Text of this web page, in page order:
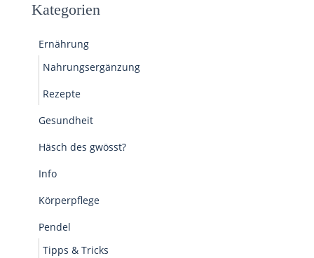
Kategorien
Ernährung
Nahrungsergänzung
Rezepte
Gesundheit
Häsch des gwösst?
Info
Körperpflege
Pendel
Tipps & Tricks